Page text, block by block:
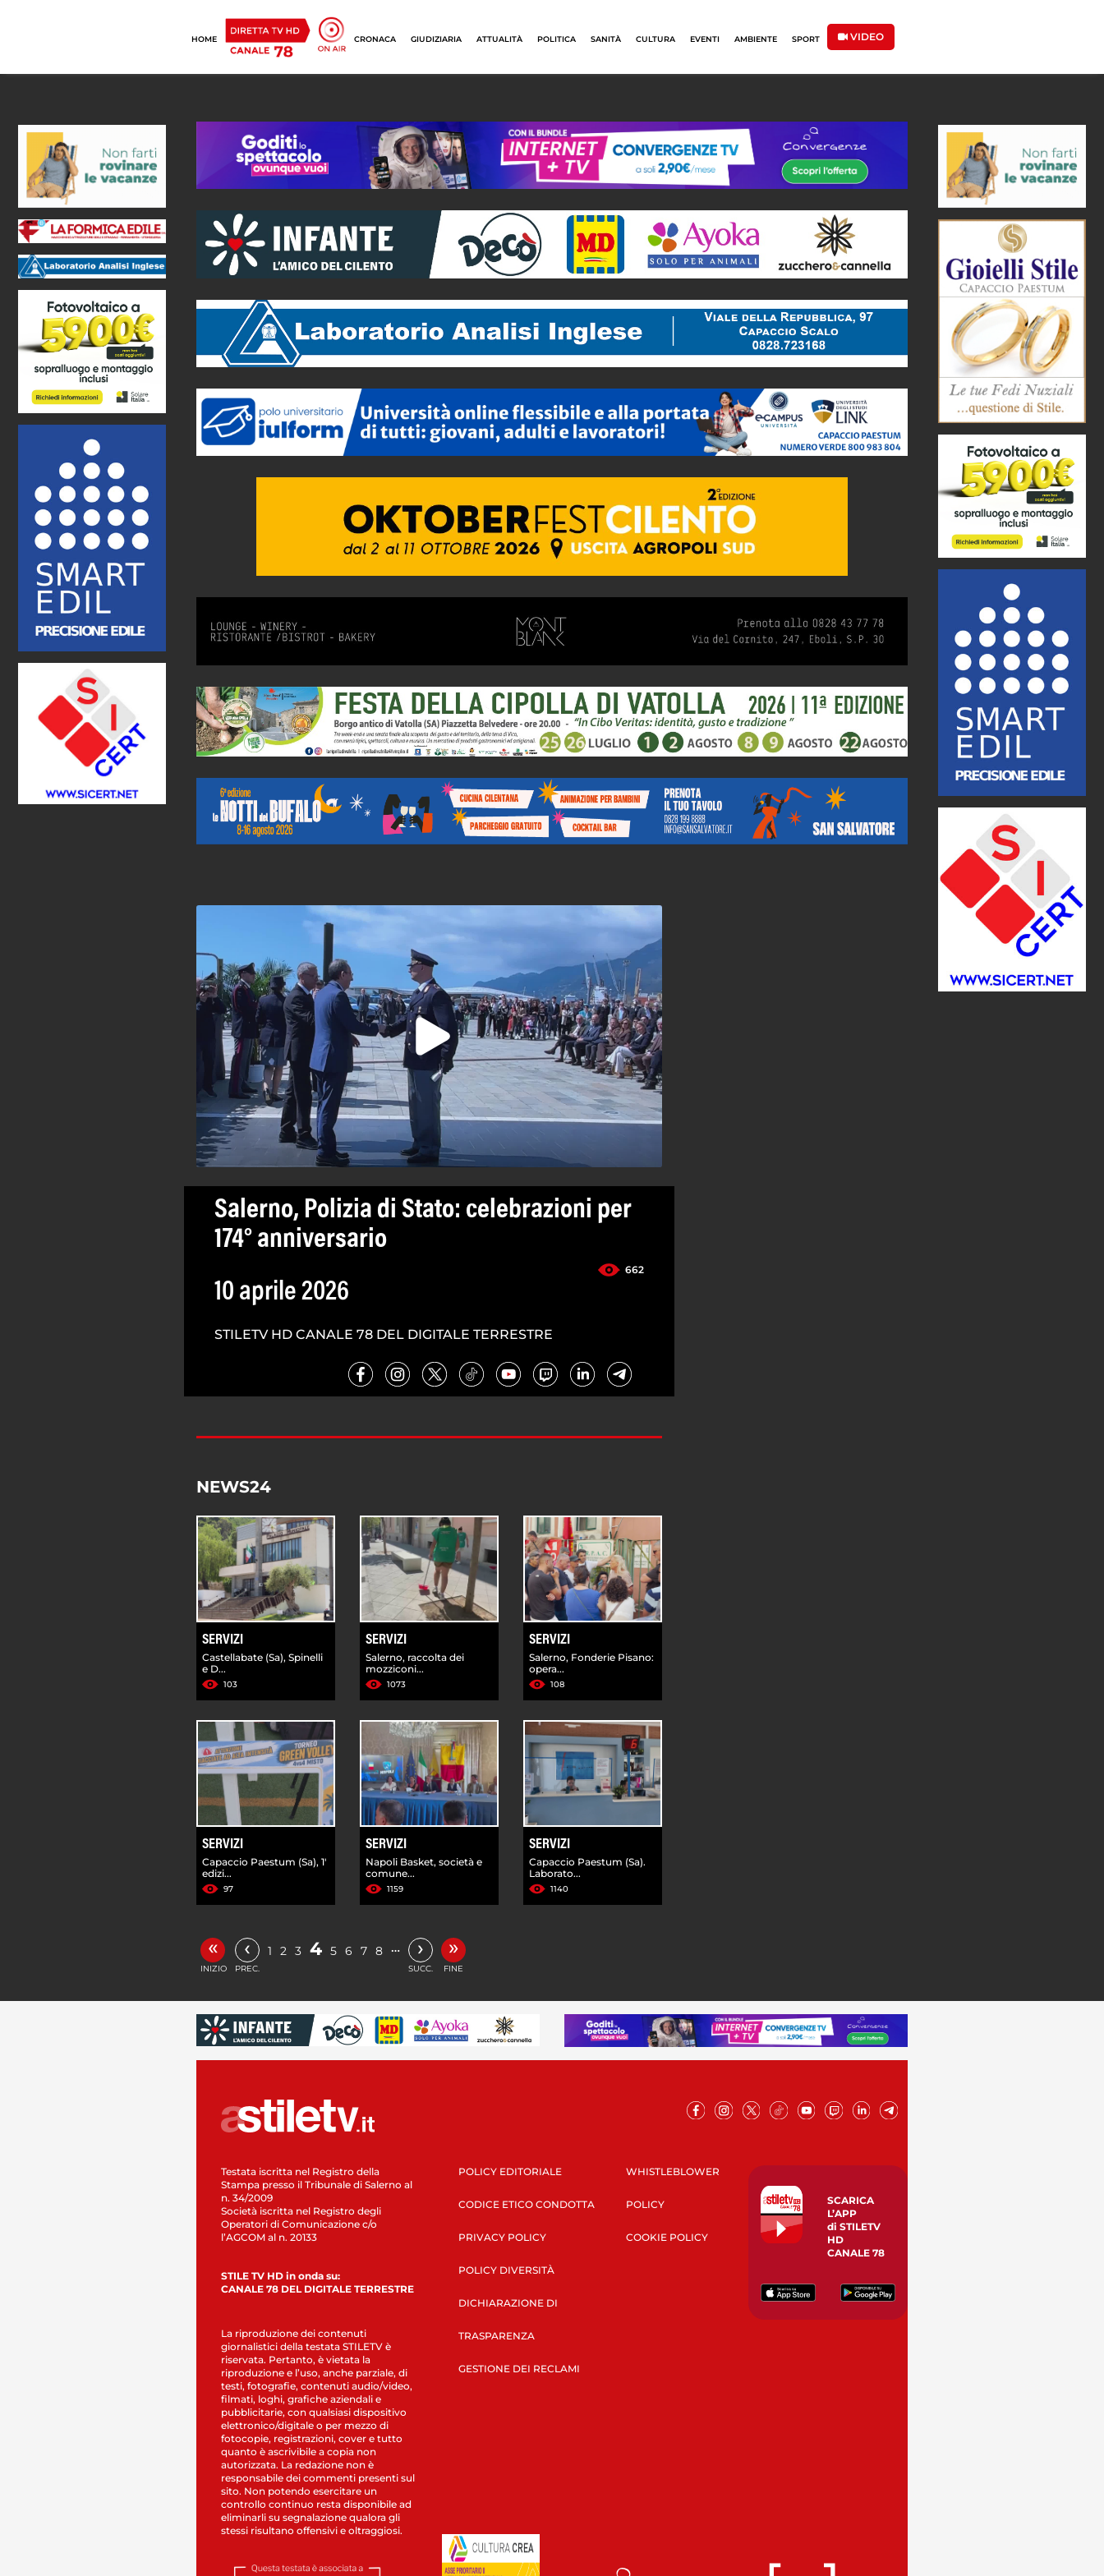
HOME CRONACA GIUDIZIARIA ATTUALITÀ POLITICA SANITÀ CULTURA EVENTI AMBIENTE SPORT VIDEO
Salerno, Polizia di Stato: celebrazioni per
174° anniversario
662
10 aprile 2026
STILETV HD CANALE 78 DEL DIGITALE TERRESTRE
NEWS24
SERVIZI
Castellabate (Sa), Spinelli
e D...
103
SERVIZI
Salerno, raccolta dei
mozziconi...
1073
SERVIZI
Salerno, Fonderie Pisano:
opera...
108
SERVIZI
Capaccio Paestum (Sa), 1'
edizi...
97
SERVIZI
Napoli Basket, società e
comune...
1159
SERVIZI
Capaccio Paestum (Sa).
Laborato...
1140
«
INIZIO
‹
PREC.
1 2 3 4 5 6 7 8 … ›
SUCC.
»
FINE
Testata iscritta nel Registro della
Stampa presso il Tribunale di Salerno al
n. 34/2009
Società iscritta nel Registro degli
Operatori di Comunicazione c/o
l’AGCOM al n. 20133
STILE TV HD in onda su:
CANALE 78 DEL DIGITALE TERRESTRE
La riproduzione dei contenuti
giornalistici della testata STILETV è
riservata. Pertanto, è vietata la
riproduzione e l’uso, anche parziale, di
testi, fotografie, contenuti audio/video,
filmati, loghi, grafiche aziendali e
pubblicitarie, con qualsiasi dispositivo
elettronico/digitale o per mezzo di
fotocopie, registrazioni, cover e tutto
quanto è ascrivibile a copia non
autorizzata. La redazione non è
responsabile dei commenti presenti sul
sito. Non potendo esercitare un
controllo continuo resta disponibile ad
eliminarli su segnalazione qualora gli
stessi risultano offensivi e oltraggiosi.
POLICY EDITORIALE
CODICE ETICO CONDOTTA
PRIVACY POLICY
POLICY DIVERSITÀ
DICHIARAZIONE DI
TRASPARENZA
GESTIONE DEI RECLAMI
WHISTLEBLOWER
POLICY
COOKIE POLICY
SCARICA
L’APP
di STILETV
HD
CANALE 78